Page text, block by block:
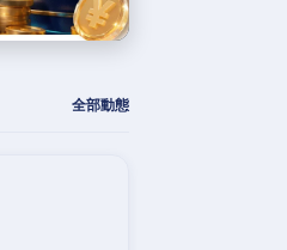
全部動態